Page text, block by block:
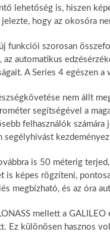
lehetőség is, hiszen
hogy az okosóra
funkciói szorosan
az automatikus
A Series 4 egészen
nem állt
segítségével a
felhasználók
segélyhívást
is 50 méterig
is képes rögzíteni,
megbízható, és az óra
mellett a
Ez különösen hasznos